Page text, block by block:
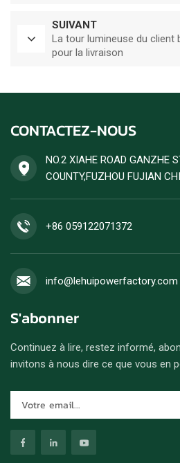
SUIVANT
La tour lumineuse du client
pour la livraison
CONTACTEZ-NOUS
NO.2 XIAHE ROAD GANZHE
COUNTY,FUZHOU FUJIAN
+86 059122071372
info@lehuipowerfactory.com
S'abonner
Continuez à lire, restez informé,
invitons à nous dire ce que vous en